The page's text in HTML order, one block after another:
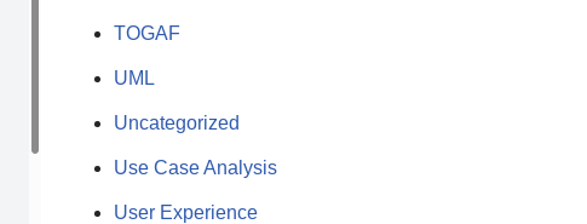
TOGAF
UML
Uncategorized
Use Case Analysis
User Experience